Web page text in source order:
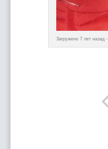
Загружено 7 лет назад -